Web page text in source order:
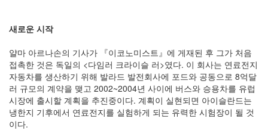
새로운 시작
얄마 아르나손의 기사가 『이코노미스트』에 게재된 후 그가 처음
접촉한 것은 독일의 <다임러 크라이슬 러>였다. 이 회사는 연료전지
자동차를 생산하기 위해 발라드 발전회사에 포드와 공동으로 8억달
러 규모의 계약을 맺고 2002~2004년 사이에 버스와 승용차를 유럽
시장에 출시할 계획을 추진중이다. 계획이 실현되면 아이슬란드는
냉한지 기후에서 연료전지를 실험하게 되는 유력한 시험장이 될 것
이다.